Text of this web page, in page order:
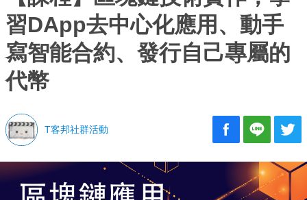
習DApp去中心化應用、動手
寫智能合約、發行自己專屬的
代幣
T客邦社群活動